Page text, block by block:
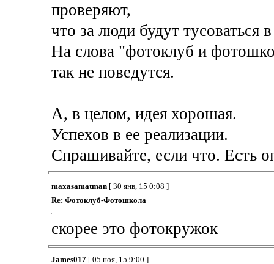
проверяют,
что за люди будут тусоваться
На слова "фотоклуб и
так не поведутся.
А, в целом, идея хорошая.
Успехов в ее реализации.
Спрашивайте, если что. Есть
maxasamatman[ 30 янв, 15 0:08 ]
Re: Фотоклуб-Фотошкола
скорее это фотокружок
James017[ 05 ноя, 15 9:00 ]